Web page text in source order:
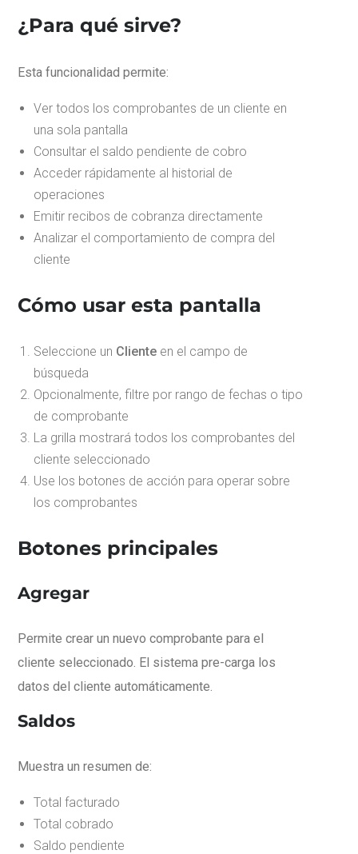
¿Para qué sirve?
Esta funcionalidad permite:
Ver todos los comprobantes de un cliente en
una sola pantalla
Consultar el saldo pendiente de cobro
Acceder rápidamente al historial de
operaciones
Emitir recibos de cobranza directamente
Analizar el comportamiento de compra del
cliente
Cómo usar esta pantalla
Seleccione un Cliente en el campo de
búsqueda
Opcionalmente, filtre por rango de fechas o tipo
de comprobante
La grilla mostrará todos los comprobantes del
cliente seleccionado
Use los botones de acción para operar sobre
los comprobantes
Botones principales
Agregar
Permite crear un nuevo comprobante para el
cliente seleccionado. El sistema pre-carga los
datos del cliente automáticamente.
Saldos
Muestra un resumen de:
Total facturado
Total cobrado
Saldo pendiente